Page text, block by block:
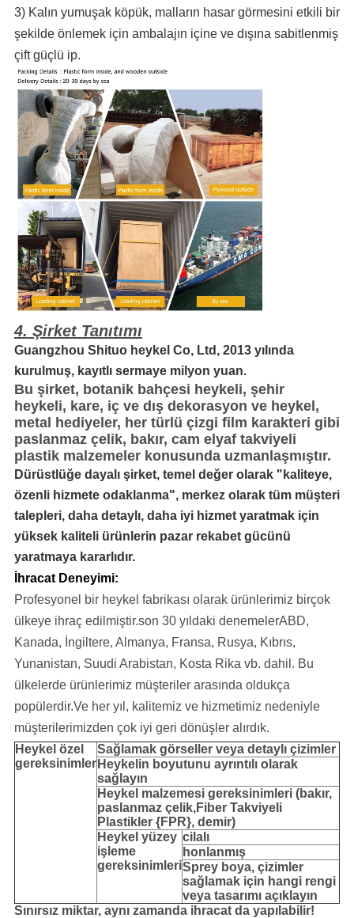
3) Kalın yumuşak köpük, malların hasar görmesini etkili bir
şekilde önlemek için ambalajın içine ve dışına sabitlenmiş
çift güçlü ip.
4. Şirket Tanıtımı
Guangzhou Shituo heykel Co, Ltd, 2013 yılında
kurulmuş, kayıtlı sermaye milyon yuan.
Bu şirket, botanik bahçesi heykeli, şehir
heykeli, kare, iç ve dış dekorasyon ve heykel,
metal hediyeler, her türlü çizgi film karakteri gibi
paslanmaz çelik, bakır, cam elyaf takviyeli
plastik malzemeler konusunda uzmanlaşmıştır.
Dürüstlüğe dayalı şirket, temel değer olarak "kaliteye,
özenli hizmete odaklanma", merkez olarak tüm müşteri
talepleri, daha detaylı, daha iyi hizmet yaratmak için
yüksek kaliteli ürünlerin pazar rekabet gücünü
yaratmaya kararlıdır.
İhracat Deneyimi:
Profesyonel bir heykel fabrikası olarak ürünlerimiz birçok
ülkeye ihraç edilmiştir.son 30 yıldaki denemelerABD,
Kanada, İngiltere, Almanya, Fransa, Rusya, Kıbrıs,
Yunanistan, Suudi Arabistan, Kosta Rika vb. dahil. Bu
ülkelerde ürünlerimiz müşteriler arasında oldukça
popülerdir.Ve her yıl, kalitemiz ve hizmetimiz nedeniyle
müşterilerimizden çok iyi geri dönüşler alırdık.
Heykel özel
gereksinimler
Sağlamak görseller veya detaylı çizimler
Heykelin boyutunu ayrıntılı olarak
sağlayın
Heykel malzemesi gereksinimleri (bakır,
paslanmaz çelik,Fiber Takviyeli
Plastikler {FPR}, demir)
Heykel yüzey
işleme
gereksinimleri
cilalı
honlanmış
Sprey boya, çizimler
sağlamak için hangi rengi
veya tasarımı açıklayın
Sınırsız miktar, aynı zamanda ihracat da yapılabilir!